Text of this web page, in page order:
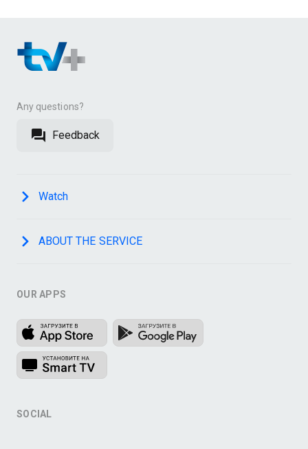
Any questions?
Feedback
Watch
ABOUT THE SERVICE
OUR APPS
SOCIAL